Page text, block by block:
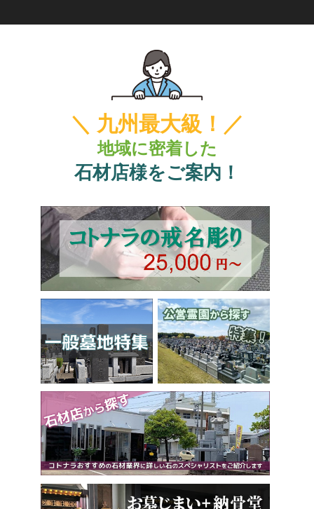
＼ 九州最大級！／
地域に密着した
石材店様をご案内！